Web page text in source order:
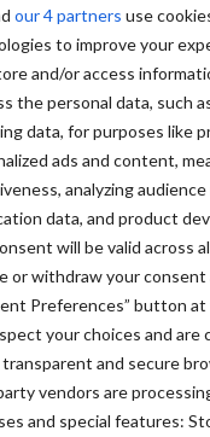
our 4 partners use
to improve your
and/or access
the personal data, such
data, for purposes like
ads and content,
analyzing
data, and product
will be valid across
or withdraw your
Preferences” button
your choices and
and secure
vendors are
and special features: